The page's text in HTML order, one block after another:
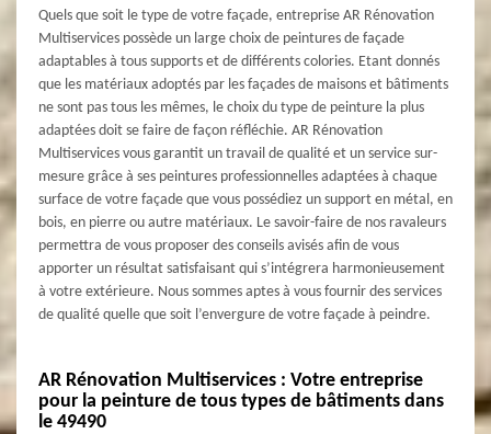
Quels que soit le type de votre façade, entreprise AR Rénovation
Multiservices possède un large choix de peintures de façade
adaptables à tous supports et de différents colories. Etant donnés
que les matériaux adoptés par les façades de maisons et bâtiments
ne sont pas tous les mêmes, le choix du type de peinture la plus
adaptées doit se faire de façon réfléchie. AR Rénovation
Multiservices vous garantit un travail de qualité et un service sur-
mesure grâce à ses peintures professionnelles adaptées à chaque
surface de votre façade que vous possédiez un support en métal, en
bois, en pierre ou autre matériaux. Le savoir-faire de nos ravaleurs
permettra de vous proposer des conseils avisés afin de vous
apporter un résultat satisfaisant qui s’intégrera harmonieusement
à votre extérieure. Nous sommes aptes à vous fournir des services
de qualité quelle que soit l’envergure de votre façade à peindre.
AR Rénovation Multiservices : Votre entreprise
pour la peinture de tous types de bâtiments dans
le 49490